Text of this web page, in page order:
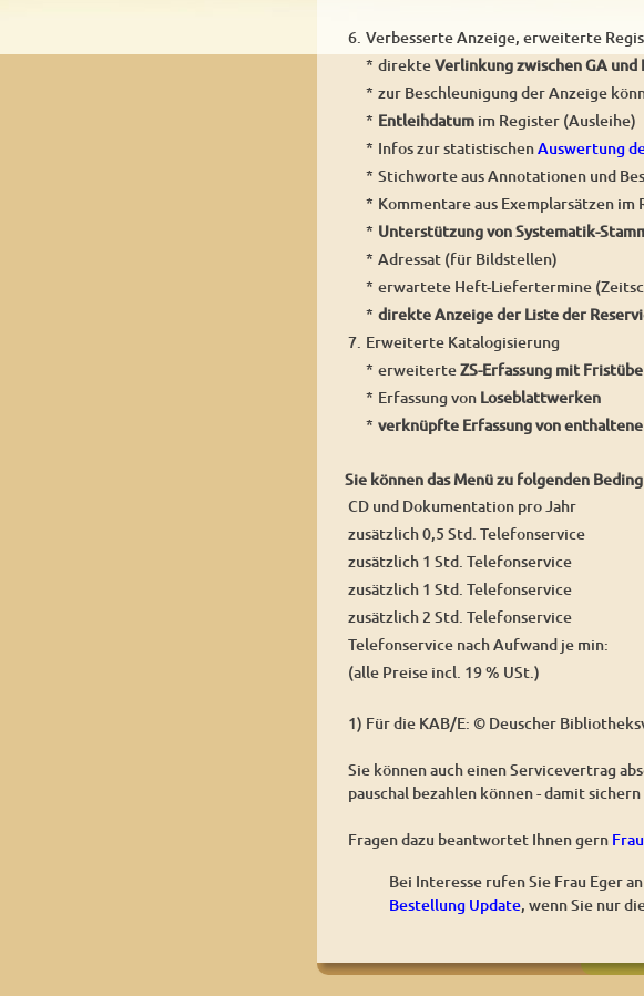
6. Verbesserte Anzeige, erweiterte
* direkteVerlinkung zwischen GA und
* zur Beschleunigung der Anzeige
* Entleihdatum im Register (Ausleihe)
* Infos zur statistischenAuswertung
* Stichworte aus Annotationen und
* Kommentare aus Exemplarsätzen im
* Unterstützung von Systematik-
* Adressat (für Bildstellen)
* erwartete Heft-Liefertermine
* direkte Anzeige der Liste der
7. Erweiterte Katalogisierung
* erweiterteZS-Erfassung mit
* Erfassung von Loseblattwerken
* verknüpfte Erfassung von
Sie können das Menü zu folgenden
CD und Dokumentation pro Jahr
zusätzlich 0,5 Std. Telefonservice
zusätzlich 1 Std. Telefonservice
zusätzlich 1 Std. Telefonservice
zusätzlich 2 Std. Telefonservice
Telefonservice nach Aufwand je min:
(alle Preise incl. 19 % USt.)
1) Für die KAB/E: © Deuscher
Sie können auch einen Servicevertrag
pauschal bezahlen können - damit
Fragen dazu beantwortet Ihnen gern
Bei Interesse rufen Sie Frau Eger
Bestellung Update, wenn Sie nur